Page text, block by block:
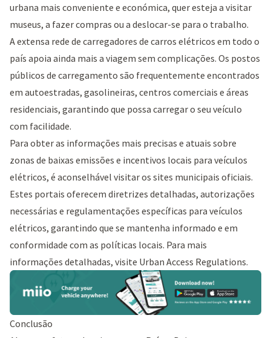
urbana mais conveniente e económica, quer esteja a visitar
museus, a fazer compras ou a deslocar-se para o trabalho.
A extensa rede de carregadores de carros elétricos em todo o
país apoia ainda mais a viagem sem complicações. Os postos
públicos de carregamento são frequentemente encontrados
em autoestradas, gasolineiras, centros comerciais e áreas
residenciais, garantindo que possa carregar o seu veículo
com facilidade.
Para obter as informações mais precisas e atuais sobre
zonas de baixas emissões e incentivos locais para veículos
elétricos, é aconselhável visitar os sites municipais oficiais.
Estes portais oferecem diretrizes detalhadas, autorizações
necessárias e regulamentações específicas para veículos
elétricos, garantindo que se mantenha informado e em
conformidade com as políticas locais. Para mais
informações detalhadas, visite Urban Access Regulations.
Conclusão